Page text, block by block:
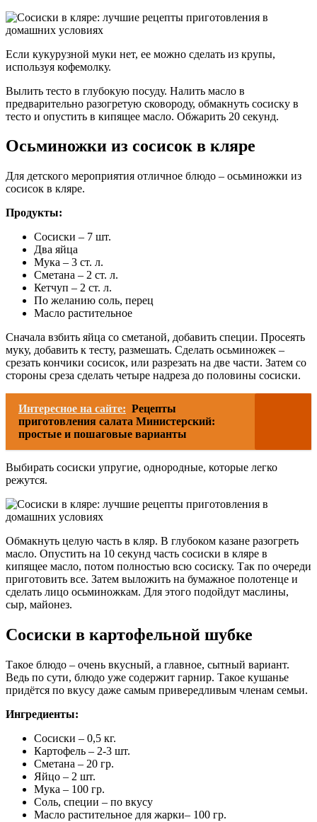
Если кукурузной муки нет, ее можно сделать из крупы,
используя кофемолку.
Вылить тесто в глубокую посуду. Налить масло в
предварительно разогретую сковороду, обмакнуть сосиску в
тесто и опустить в кипящее масло. Обжарить 20 секунд.
Осьминожки из сосисок в кляре
Для детского мероприятия отличное блюдо – осьминожки из
сосисок в кляре.
Продукты:
Сосиски – 7 шт.
Два яйца
Мука – 3 ст. л.
Сметана – 2 ст. л.
Кетчуп – 2 ст. л.
По желанию соль, перец
Масло растительное
Сначала взбить яйца со сметаной, добавить специи. Просеять
муку, добавить к тесту, размешать. Сделать осьминожек –
срезать кончики сосисок, или разрезать на две части. Затем со
стороны среза сделать четыре надреза до половины сосиски.
Интересное на сайте: Рецепты
приготовления салата Министерский:
простые и пошаговые варианты
Выбирать сосиски упругие, однородные, которые легко
режутся.
Обмакнуть целую часть в кляр. В глубоком казане разогреть
масло. Опустить на 10 секунд часть сосиски в кляре в
кипящее масло, потом полностью всю сосиску. Так по очереди
приготовить все. Затем выложить на бумажное полотенце и
сделать лицо осьминожкам. Для этого подойдут маслины,
сыр, майонез.
Сосиски в картофельной шубке
Такое блюдо – очень вкусный, а главное, сытный вариант.
Ведь по сути, блюдо уже содержит гарнир. Такое кушанье
придётся по вкусу даже самым привередливым членам семьи.
Ингредиенты:
Сосиски – 0,5 кг.
Картофель – 2-3 шт.
Сметана – 20 гр.
Яйцо – 2 шт.
Мука – 100 гр.
Соль, специи – по вкусу
Масло растительное для жарки– 100 гр.